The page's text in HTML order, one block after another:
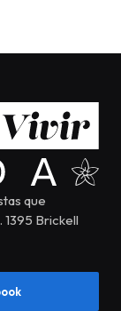
que
Brickell